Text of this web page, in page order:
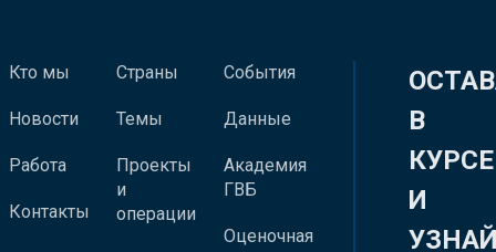
Кто мы
Новости
Работа
Контакты
Страны
Темы
Проекты
и
операции
События
Данные
Академия
ГВБ
Оценочная
В
КУРСЕ
И